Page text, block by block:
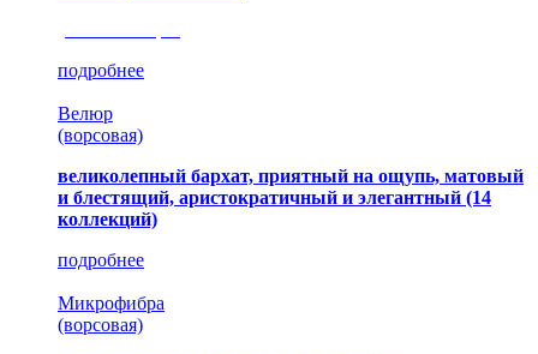
подробнее
Велюр
(ворсовая)
великолепный бархат, приятный на ощупь, матовый
и блестящий, аристократичный и элегантный (14
коллекций)
подробнее
Микрофибра
(ворсовая)